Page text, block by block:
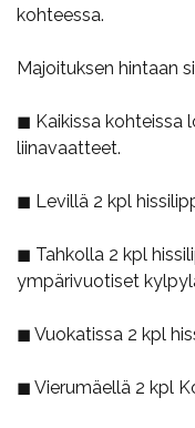
kohteessa.
Majoituksen hintaan
◼ Kaikissa kohteissa
liinavaatteet.
◼ Levillä 2 kpl
◼ Tahkolla 2 kpl
ympärivuotiset
◼ Vuokatissa 2 kpl
◼ Vierumäellä 2 kpl